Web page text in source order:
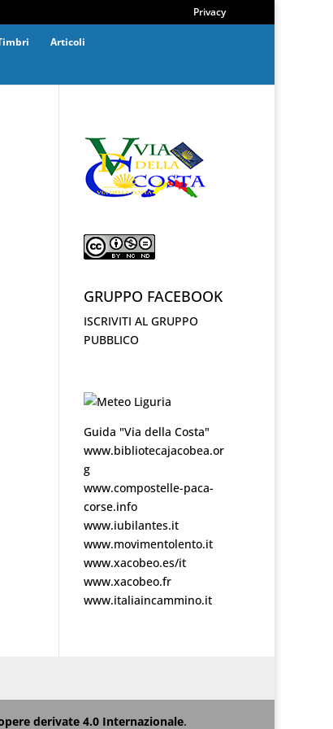
Privacy
Articoli
GRUPPO FACEBOOK
ISCRIVITI AL GRUPPO
PUBBLICO
Guida "Via della Costa"
www.bibliotecajacobea.or
g
www.compostelle-paca-
corse.info
www.iubilantes.it
www.movimentolento.it
www.xacobeo.es/it
www.xacobeo.fr
www.italiaincammino.it
derivate 4.0 Internazionale.